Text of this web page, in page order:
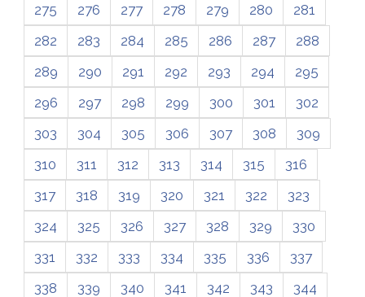
275
276 277 278 279 280
281
282
283 284 285 286 287
288
289
290 291 292 293 294
295
296
297 298 299 300 301
302
303
304 305 306 307 308
309
310
311 312 313 314 315
316
317
318 319 320 321 322
323
324
325 326 327 328 329
330
331
332 333 334 335 336
337
338
339 340 341 342 343
344